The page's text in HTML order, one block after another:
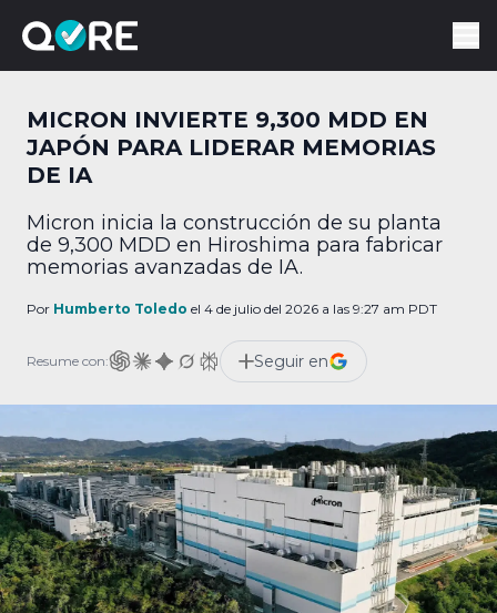
MICRON INVIERTE 9,300 MDD EN
JAPÓN PARA LIDERAR MEMORIAS
DE IA
Micron inicia la construcción de su planta
de 9,300 MDD en Hiroshima para fabricar
memorias avanzadas de IA.
Por Humberto Toledo el 4 de julio del 2026 a las 9:27 am PDT
Resume con: Seguir en